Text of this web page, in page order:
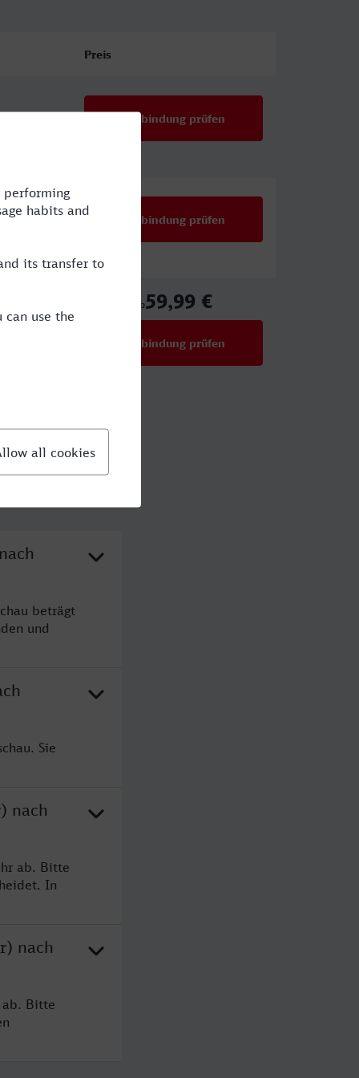
Preis
Verbindung prüfen
Verbindung prüfen
ab59,99 €
Verbindung prüfen
beträgt
und
Sie
nach
ab. Bitte
In
nach
ab. Bitte